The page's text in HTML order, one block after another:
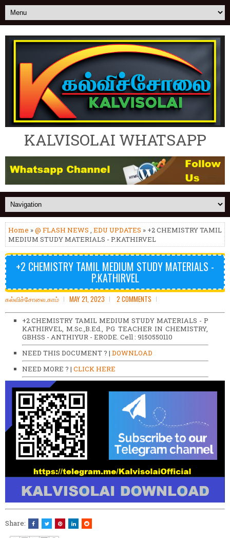
KALVISOLAI WHATSAPP
Home »@ FLASH NEWS , EDU UPDATES » +2 CHEMISTRY TAMIL
MEDIUM STUDY MATERIALS - P.KATHIRVEL
+2 CHEMISTRY TAMIL MEDIUM STUDY MATERIALS -
P.KATHIRVEL
கல்விச்சோலை.காம் MAY 21, 2023 2 COMMENTS
+2 CHEMISTRY TAMIL MEDIUM STUDY MATERIALS - P
KATHIRVEL, M.Sc.,B.Ed., PG TEACHER IN CHEMISTRY,
GBHSS - ANTHIYUR - ERODE. Cell : 9150550110
NEED THIS DOCUMENT ? | DOWNLOAD
NEED MORE ? | CLICK HERE
Share: